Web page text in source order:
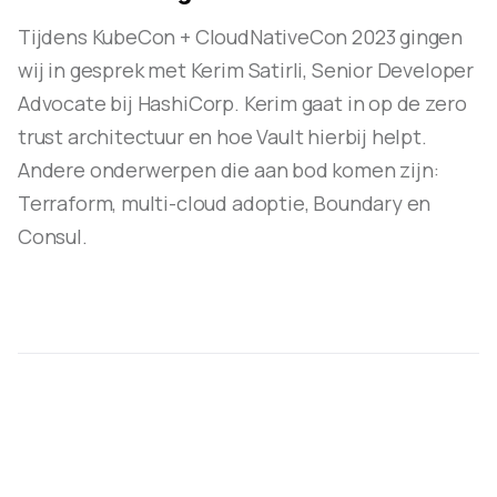
Tijdens KubeCon + CloudNativeCon 2023 gingen
wij in gesprek met Kerim Satirli, Senior Developer
Advocate bij HashiCorp. Kerim gaat in op de zero
trust architectuur en hoe Vault hierbij helpt.
Andere onderwerpen die aan bod komen zijn:
Terraform, multi-cloud adoptie, Boundary en
Consul.